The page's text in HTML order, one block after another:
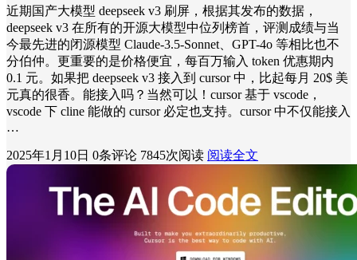
近期国产大模型 deepseek v3 刷屏，根据其发布的数据，
deepseek v3 在所有的开源大模型中位列榜首，评测成绩与当
今最先进的闭源模型 Claude-3.5-Sonnet、GPT-4o 等相比也不
分伯仲。更重要的是价格便宜，每百万输入 token 优惠期内
0.1 元。如果把 deepseek v3 接入到 cursor 中，比起每月 20$ 美
元真的很香。能接入吗？当然可以！cursor 基于 vscode，
vscode 下 cline 能做的 cursor 必定也支持。cursor 中不仅能接入
…
2025年1月10日 0条评论 7845次阅读 阅读全文